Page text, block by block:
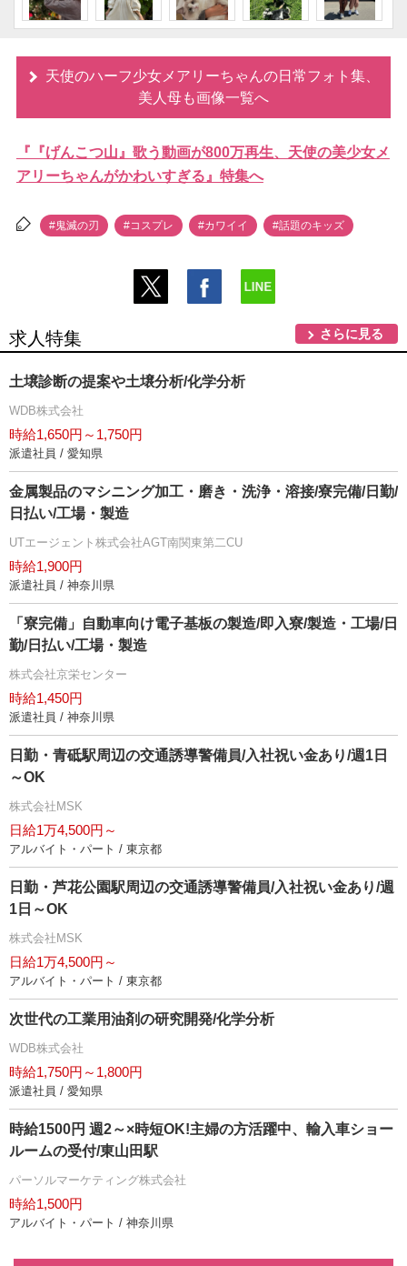
天使のハーフ少女メアリーちゃんの日常フォト集、
美人母も画像一覧へ
『『げんこつ山』歌う動画が800万再生、天使の美少女メ
アリーちゃんがかわいすぎる』特集へ
#鬼滅の刃 #コスプレ #カワイイ #話題のキッズ
求人特集 さらに見る
土壌診断の提案や土壌分析/化学分析
WDB株式会社
時給1,650円～1,750円
派遣社員 / 愛知県
金属製品のマシニング加工・磨き・洗浄・溶接/寮完備/日勤/
日払い/工場・製造
UTエージェント株式会社AGT南関東第二CU
時給1,900円
派遣社員 / 神奈川県
「寮完備」自動車向け電子基板の製造/即入寮/製造・工場/日
勤/日払い/工場・製造
株式会社京栄センター
時給1,450円
派遣社員 / 神奈川県
日勤・青砥駅周辺の交通誘導警備員/入社祝い金あり/週1日
～OK
株式会社MSK
日給1万4,500円～
アルバイト・パート / 東京都
日勤・芦花公園駅周辺の交通誘導警備員/入社祝い金あり/週
1日～OK
株式会社MSK
日給1万4,500円～
アルバイト・パート / 東京都
次世代の工業用油剤の研究開発/化学分析
WDB株式会社
時給1,750円～1,800円
派遣社員 / 愛知県
時給1500円 週2～×時短OK!主婦の方活躍中、輸入車ショー
ルームの受付/東山田駅
パーソルマーケティング株式会社
時給1,500円
アルバイト・パート / 神奈川県